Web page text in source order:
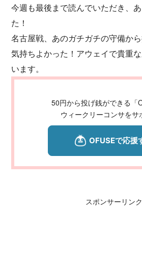
今週も最後まで読んでいただき、
た！
名古屋戦、あのガチガチの守備か
気持ちよかった！アウェイで貴重
います。
50円から投げ銭ができる「
ウィークリーコンサをサ
スポンサーリンク